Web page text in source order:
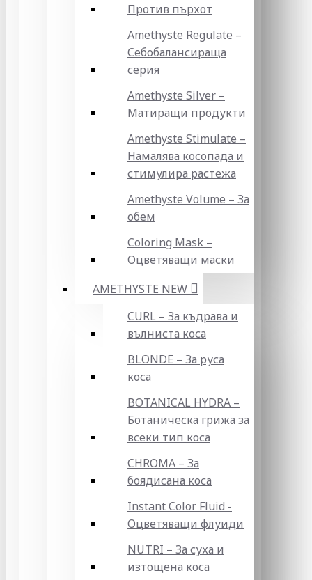
Против пърхот
Amethyste Regulate –
Себобалансираща
серия
Amethyste Silver –
Матиращи продукти
Amethyste Stimulate –
Намалява косопада и
стимулира растежа
Amethyste Volume – За
обем
Coloring Mask –
Оцветяващи маски
AMETHYSTE NEW
CURL – За къдрава и
вълниста коса
BLONDE – За руса
коса
BOTANICAL HYDRA –
Ботаническа грижа за
всеки тип коса
CHROMA – За
боядисана коса
Instant Color Fluid -
Оцветяващи флуиди
NUTRI – За суха и
изтощена коса